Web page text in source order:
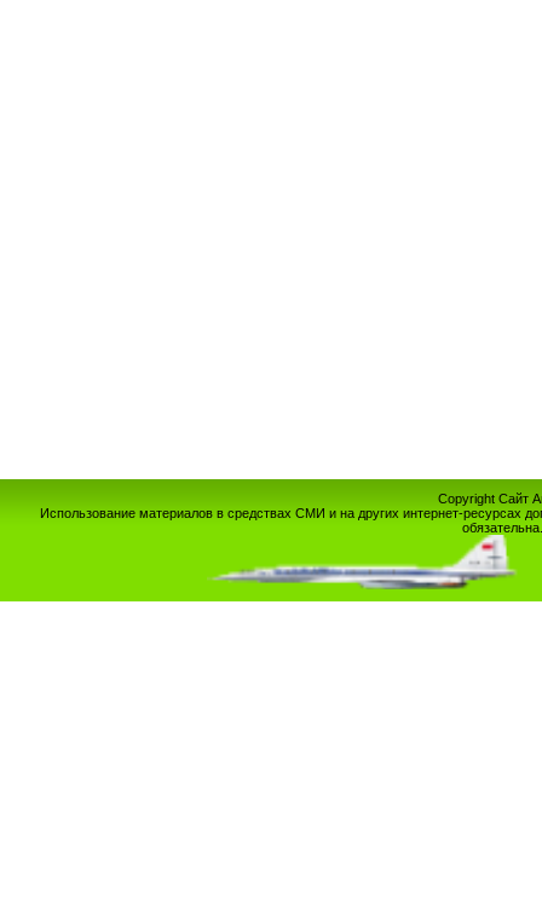
Copyright Сайт
Использование материалов в средствах СМИ и на других интернет-ресурсах
обязательна.